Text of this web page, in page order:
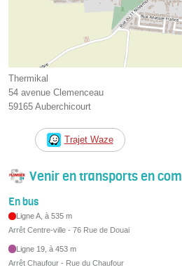
Thermikal
54 avenue Clemenceau
59165 Auberchicourt
Trajet Waze
Venir en transports en
En bus
Ligne A, à 535 m
Arrêt Centre-ville - 76 Rue de Douai
Ligne 19, à 453 m
Arrêt Chaufour - Rue du Chaufour